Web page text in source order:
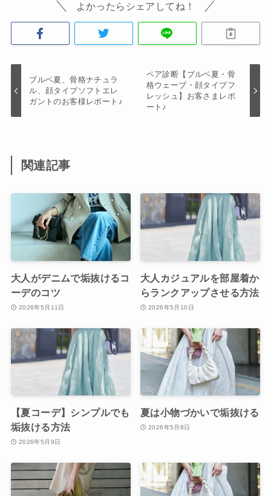
よかったらシェアしてね！
ブルベ夏、骨格ナチュラ
ル、顔タイプソフトエレ
ガントのお客様レポート♪
ペア診断【ブルベ夏・骨
格ウェーブ・顔タイプフ
レッシュ】お客さまレポ
ート♪
関連記事
大人がデニムで垢抜けるコ
ーデのコツ
2026年5月11日
大人カジュアルを部屋着か
らランクアップさせる方法
2026年5月10日
【夏コーデ】シンプルでも
垢抜ける方法
2026年5月9日
夏は小物づかいで垢抜ける
2026年5月8日